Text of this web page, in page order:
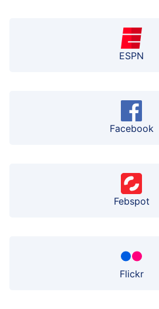
ESPN
Facebook
Febspot
Flickr